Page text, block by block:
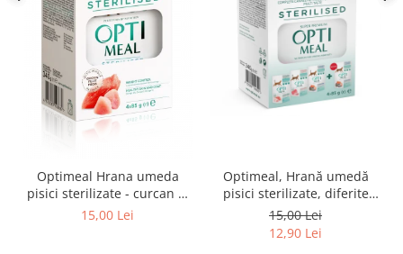
Optimeal Hrana umeda
pisici sterilizate - curcan si
pui in sos, set 3+1,
15,00 Lei
Optimeal, Hrană umedă
pisici sterilizate, diferite
arome, (3+1), 0.34kg
15,00 Lei
12,90 Lei